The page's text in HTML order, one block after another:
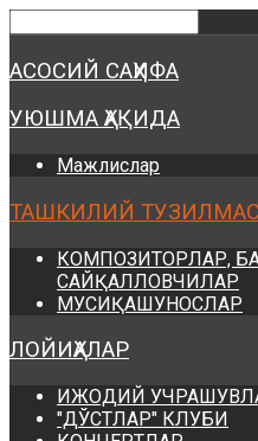
АСОСИЙ САҲИФА
УЮШМА ҲАҚИДА
Мажлислар
ТАШКИЛИЙ
КОМПОЗИТОРЛАР,
САЙҚАЛЛОВЧИЛАР
МУСИҚАШУНОСЛАР
ЛОЙИҲАЛАР
ИЖОДИЙ
"ДЎСТЛАР" КЛУБИ
Предыдущий
год
Предыдущий
месяц
Следующий
год
Следующий
месяц